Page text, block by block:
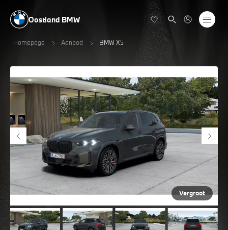
Oostland BMW
Homepage Aanbod BMW X5
Vergroot